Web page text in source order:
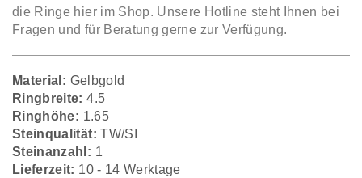
die Ringe hier im Shop. Unsere Hotline steht Ihnen bei
Fragen und für Beratung gerne zur Verfügung.
Material: Gelbgold
Ringbreite: 4.5
Ringhöhe: 1.65
Steinqualität: TW/SI
Steinanzahl: 1
Lieferzeit: 10 - 14 Werktage